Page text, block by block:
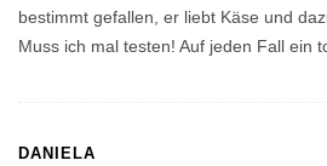
bestimmt gefallen, er liebt Käse und
Muss ich mal testen! Auf jeden Fall ein
DANIELA